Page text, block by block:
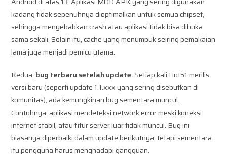
kadang tidak sepenuhnya dioptimalkan untuk semua chipset,
sehingga menyebabkan crash atau aplikasi tidak bisa dibuka
sama sekali. Selain itu, cache yang menumpuk seiring pemakaian
lama juga menjadi pemicu utama.
Kedua, bug terbaru setelah update. Setiap kali Hot51 merilis
versi baru (seperti update 1.1.xxx yang sering disebutkan di
komunitas), ada kemungkinan bug sementara muncul.
Contohnya, aplikasi mendeteksi network error meski koneksi
internet stabil, atau fitur server luar tidak muncul. Bug ini
biasanya diperbaiki dalam update berikutnya, tetapi sementara
itu pengguna harus menghadapi gangguan.